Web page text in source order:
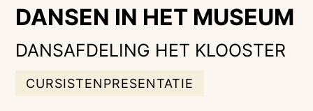
DANSEN IN HET MUSEUM
DANSAFDELING HET KLOOSTER
CURSISTENPRESENTATIE